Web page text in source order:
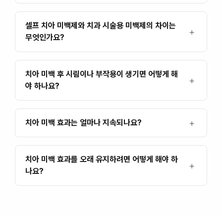
셀프 치아 미백제와 치과 시술용 미백제의 차이는
무엇인가요?
치아 미백 후 시림이나 부작용이 생기면 어떻게 해
야 하나요?
치아 미백 효과는 얼마나 지속되나요?
치아 미백 효과를 오래 유지하려면 어떻게 해야 하
나요?